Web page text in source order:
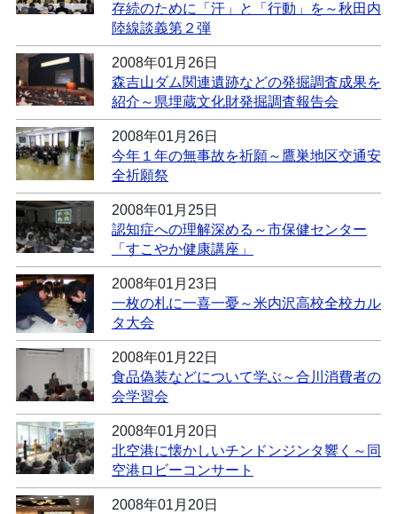
存続のために「汗」と「行動」を～秋田内
陸線談義第２弾
2008年01月26日
森吉山ダム関連遺跡などの発掘調査成果を
紹介～県埋蔵文化財発掘調査報告会
2008年01月26日
今年１年の無事故を祈願～鷹巣地区交通安
全祈願祭
2008年01月25日
認知症への理解深める～市保健センター
「すこやか健康講座」
2008年01月23日
一枚の札に一喜一憂～米内沢高校全校カル
タ大会
2008年01月22日
食品偽装などについて学ぶ～合川消費者の
会学習会
2008年01月20日
北空港に懐かしいチンドンジンタ響く～同
空港ロビーコンサート
2008年01月20日